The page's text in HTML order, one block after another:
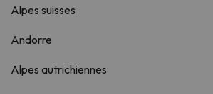
Alpes suisses
Andorre
Alpes autrichiennes